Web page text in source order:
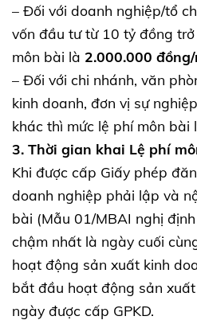
– Đối với doanh nghiệp/tổ
vốn đầu tư từ 10 tỷ đồng
môn bài là 2.000.000
– Đối với chi nhánh, văn
kinh doanh, đơn vị sự
khác thì mức lệ phí môn bài
3. Thời gian khai Lệ phí
Khi được cấp Giấy phép
doanh nghiệp phải lập và
bài (Mẫu 01/MBAI nghị
chậm nhất là ngày cuối
hoạt động sản xuất kinh
bắt đầu hoạt động sản
ngày được cấp GPKD.